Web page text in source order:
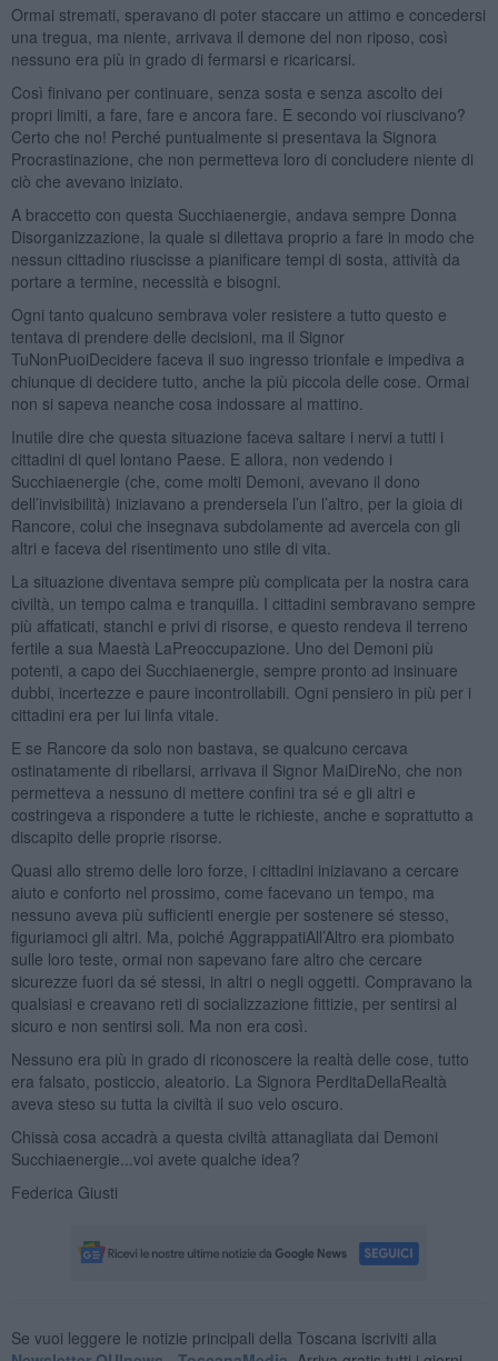
Ormai stremati, speravano di poter staccare un attimo e concedersi
una tregua, ma niente, arrivava il demone del non riposo, così
nessuno era più in grado di fermarsi e ricaricarsi.
Così finivano per continuare, senza sosta e senza ascolto dei
propri limiti, a fare, fare e ancora fare. E secondo voi riuscivano?
Certo che no! Perché puntualmente si presentava la Signora
Procrastinazione, che non permetteva loro di concludere niente di
ciò che avevano iniziato.
A braccetto con questa Succhiaenergie, andava sempre Donna
Disorganizzazione, la quale si dilettava proprio a fare in modo che
nessun cittadino riuscisse a pianificare tempi di sosta, attività da
portare a termine, necessità e bisogni.
Ogni tanto qualcuno sembrava voler resistere a tutto questo e
tentava di prendere delle decisioni, ma il Signor
TuNonPuoiDecidere faceva il suo ingresso trionfale e impediva a
chiunque di decidere tutto, anche la più piccola delle cose. Ormai
non si sapeva neanche cosa indossare al mattino.
Inutile dire che questa situazione faceva saltare i nervi a tutti i
cittadini di quel lontano Paese. E allora, non vedendo i
Succhiaenergie (che, come molti Demoni, avevano il dono
dell’invisibilità) iniziavano a prendersela l’un l’altro, per la gioia di
Rancore, colui che insegnava subdolamente ad avercela con gli
altri e faceva del risentimento uno stile di vita.
La situazione diventava sempre più complicata per la nostra cara
civiltà, un tempo calma e tranquilla. I cittadini sembravano sempre
più affaticati, stanchi e privi di risorse, e questo rendeva il terreno
fertile a sua Maestà LaPreoccupazione. Uno dei Demoni più
potenti, a capo dei Succhiaenergie, sempre pronto ad insinuare
dubbi, incertezze e paure incontrollabili. Ogni pensiero in più per i
cittadini era per lui linfa vitale.
E se Rancore da solo non bastava, se qualcuno cercava
ostinatamente di ribellarsi, arrivava il Signor MaiDireNo, che non
permetteva a nessuno di mettere confini tra sé e gli altri e
costringeva a rispondere a tutte le richieste, anche e soprattutto a
discapito delle proprie risorse.
Quasi allo stremo delle loro forze, i cittadini iniziavano a cercare
aiuto e conforto nel prossimo, come facevano un tempo, ma
nessuno aveva più sufficienti energie per sostenere sé stesso,
figuriamoci gli altri. Ma, poiché AggrappatiAll’Altro era piombato
sulle loro teste, ormai non sapevano fare altro che cercare
sicurezze fuori da sé stessi, in altri o negli oggetti. Compravano la
qualsiasi e creavano reti di socializzazione fittizie, per sentirsi al
sicuro e non sentirsi soli. Ma non era così.
Nessuno era più in grado di riconoscere la realtà delle cose, tutto
era falsato, posticcio, aleatorio. La Signora PerditaDellaRealtà
aveva steso su tutta la civiltà il suo velo oscuro.
Chissà cosa accadrà a questa civiltà attanagliata dai Demoni
Succhiaenergie...voi avete qualche idea?
Federica Giusti
Se vuoi leggere le notizie principali della Toscana iscriviti alla